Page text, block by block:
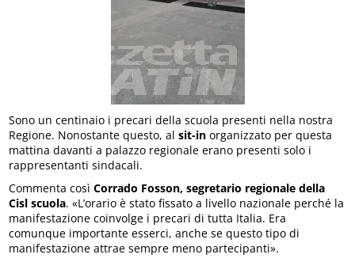
Sono un centinaio i precari della scuola presenti nella nostra
Regione. Nonostante questo, alsit-in organizzato per questa
mattina davanti a palazzo regionale erano presenti solo i
rappresentanti sindacali.
Commenta cosìCorrado Fosson, segretario regionale della
Cisl scuola. «L’orario è stato fissato a livello nazionale perché la
manifestazione coinvolge i precari di tutta Italia. Era
comunque importante esserci, anche se questo tipo di
manifestazione attrae sempre meno partecipanti».